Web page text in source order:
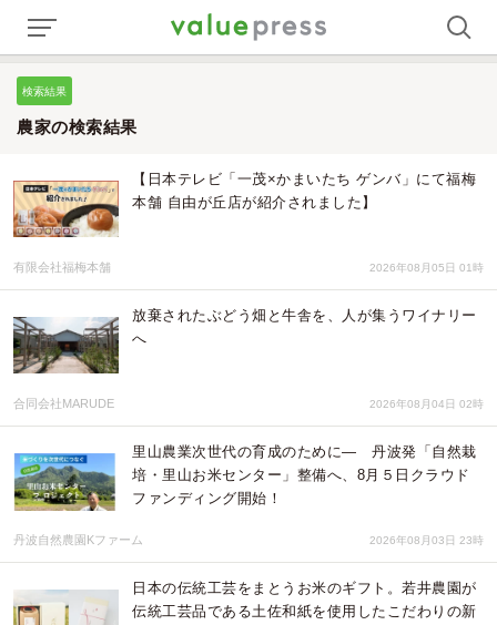
検索結果
農家の検索結果
【日本テレビ「一茂×かまいたち ゲンバ」にて福梅
本舗 自由が丘店が紹介されました】
有限会社福梅本舗 2026年08月05日 01時
放棄されたぶどう畑と牛舎を、人が集うワイナリー
へ
合同会社MARUDE 2026年08月04日 02時
里山農業次世代の育成のために— 丹波発「自然栽
培・里山お米センター」整備へ、8月５日クラウド
ファンディング開始！
丹波自然農園Kファーム 2026年08月03日 23時
日本の伝統工芸をまとうお米のギフト。若井農園が
伝統工芸品である土佐和紙を使用したこだわりの新